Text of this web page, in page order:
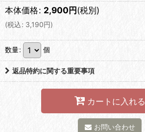
本体価格: 2,900円(税別)
(税込: 3,190円)
数量: 個
返品特約に関する重要事項
カートに入れる
お問い合わせ